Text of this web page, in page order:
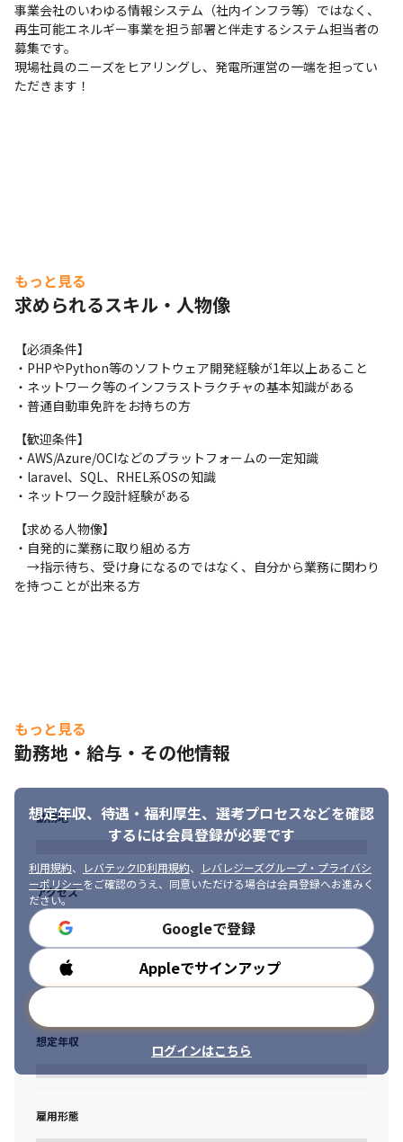
事業会社のいわゆる情報システム（社内インフラ等）ではなく、
再生可能エネルギー事業を担う部署と伴走するシステム担当者の
募集です。
現場社員のニーズをヒアリングし、発電所運営の一端を担ってい
ただきます！
もっと見る
求められるスキル・人物像
【必須条件】
・PHPやPython等のソフトウェア開発経験が1年以上あること
・ネットワーク等のインフラストラクチャの基本知識がある
・普通自動車免許をお持ちの方
【歓迎条件】
・AWS/Azure/OCIなどのプラットフォームの一定知識
・laravel、SQL、RHEL系OSの知識
・ネットワーク設計経験がある
【求める人物像】
・自発的に業務に取り組める方
→指示待ち、受け身になるのではなく、自分から業務に関わり
を持つことが出来る方
もっと見る
勤務地・給与・その他情報
想定年収、待遇・福利厚生、 選考プロセスなどを確認
するには会員登録が必要です
利用規約、 レバテックID利用規約、
レバレジーズグループ・プライバシ
ーポリシーをご確認のうえ、同意いただける場合は会員登録へお進みく
ださい。
Googleで登録
Appleでサインアップ
ログインはこちら
勤務地
アクセス
勤務時間
想定年収
雇用形態